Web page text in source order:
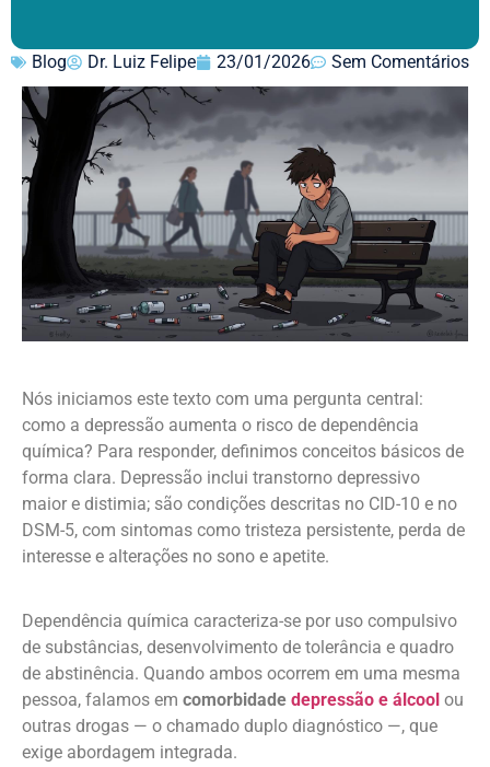
Blog Dr. Luiz Felipe 23/01/2026 Sem Comentários
Nós iniciamos este texto com uma pergunta central:
como a depressão aumenta o risco de dependência
química? Para responder, definimos conceitos básicos de
forma clara. Depressão inclui transtorno depressivo
maior e distimia; são condições descritas no CID-10 e no
DSM-5, com sintomas como tristeza persistente, perda de
interesse e alterações no sono e apetite.
Dependência química caracteriza-se por uso compulsivo
de substâncias, desenvolvimento de tolerância e quadro
de abstinência. Quando ambos ocorrem em uma mesma
pessoa, falamos em comorbidade depressão e álcool ou
outras drogas — o chamado duplo diagnóstico —, que
exige abordagem integrada.